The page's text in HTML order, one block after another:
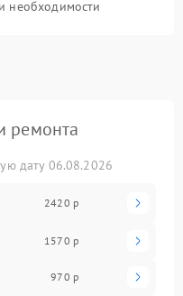
необходимости
ремонта
дату 06.08.2026
2420 р
1570 р
970 р